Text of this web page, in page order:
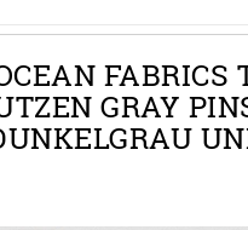
FABRICS
GRAY